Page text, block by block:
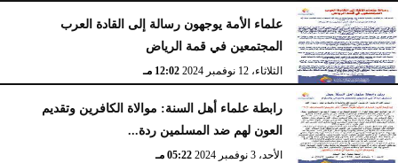
علماء الأمة يوجهون رسالة إلى القادة العرب
المجتمعين في قمة الرياض
الثلاثاء، 12 نوفمبر 2024 12:02 مـ
رابطة علماء أهل السنة: موالاة الكافرين وتقديم
العون لهم ضد المسلمين ردة...
الأحد، 3 نوفمبر 2024 05:22 مـ